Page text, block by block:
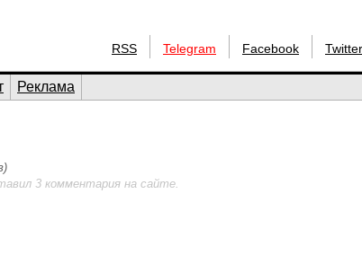
RSS Telegram Facebook Twitter
Реклама
3 комментария на сайте.